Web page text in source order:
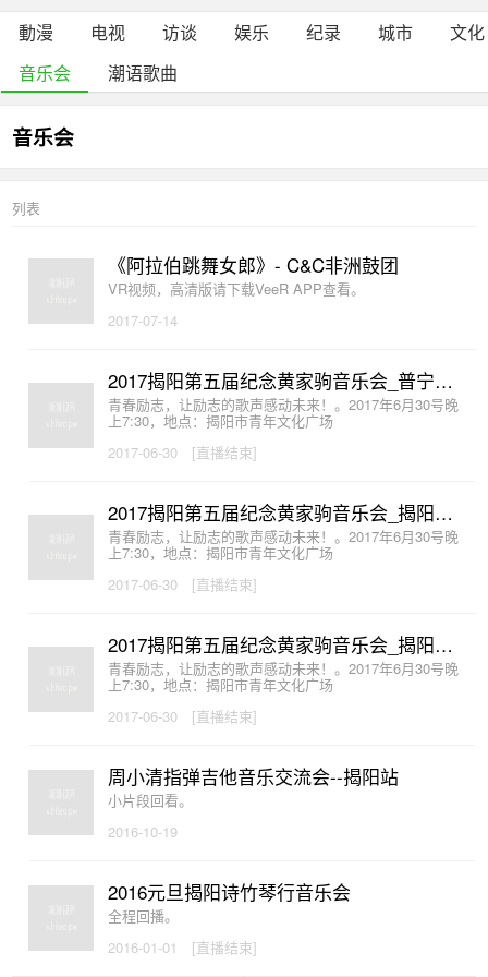
動漫 电视 访谈 娱乐 纪录 城市
文化
音乐会
潮语歌曲
音乐会
列表
《阿拉伯跳舞女郎》- C&C非洲鼓团
VR视频，高清版请下载VeeR APP查看。
2017-07-14
2017揭阳第五届纪念黄家驹音乐会_普宁频道直播视角
青春励志，让励志的歌声感动未来！。2017年6月30号晚
上7:30，地点：揭阳市青年文化广场
2017-06-30
[直播结束]
2017揭阳第五届纪念黄家驹音乐会_揭阳乐坛直播视角
青春励志，让励志的歌声感动未来！。2017年6月30号晚
上7:30，地点：揭阳市青年文化广场
2017-06-30
[直播结束]
2017揭阳第五届纪念黄家驹音乐会_揭阳星空网直播视角
青春励志，让励志的歌声感动未来！。2017年6月30号晚
上7:30，地点：揭阳市青年文化广场
2017-06-30
[直播结束]
周小清指弹吉他音乐交流会--揭阳站
小片段回看。
2016-10-19
2016元旦揭阳诗竹琴行音乐会
全程回播。
2016-01-01
[直播结束]